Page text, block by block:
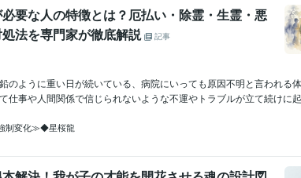
必要な人の特徴とは？厄払い・除霊・生霊・悪
法を専門家が徹底解説
記事
のように重い日が続いている、病院にいっても原因不明と言われる
仕事や人間関係で信じられないような不運やトラブルが立て続けに
制変化≫◆星桜龍